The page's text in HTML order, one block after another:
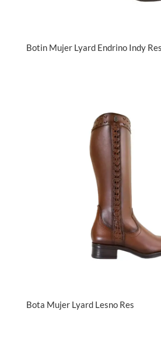
Botin Mujer Lyard Endrino Indy Res
Bota Mujer Lyard Lesno Res